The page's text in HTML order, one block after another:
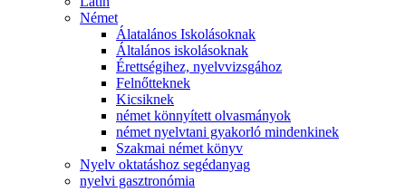
Német
Álatalános Iskolásoknak
Általános iskolásoknak
Érettségihez, nyelvvizsgához
Felnőtteknek
Kicsiknek
német könnyített olvasmányok
német nyelvtani gyakorló mindenkinek
Szakmai német könyv
Nyelv oktatáshoz segédanyag
nyelvi gasztronómia